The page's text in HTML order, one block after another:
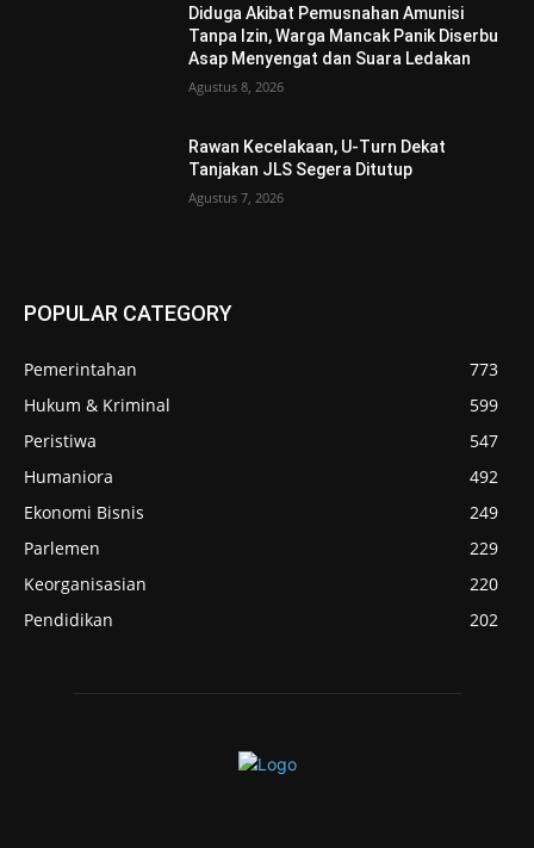
Diduga Akibat Pemusnahan Amunisi
Tanpa Izin, Warga Mancak Panik Diserbu
Asap Menyengat dan Suara Ledakan
Agustus 8, 2026
Rawan Kecelakaan, U-Turn Dekat
Tanjakan JLS Segera Ditutup
Agustus 7, 2026
POPULAR CATEGORY
Pemerintahan
773
Hukum & Kriminal
599
Peristiwa
547
Humaniora
492
Ekonomi Bisnis
249
Parlemen
229
Keorganisasian
220
Pendidikan
202